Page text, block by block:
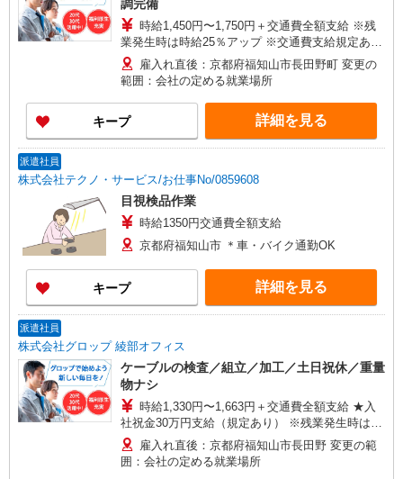
調完備
時給1,450円〜1,750円＋交通費全額支給 ※残
業発生時は時給25％アップ ※交通費支給規定あり
※給与の週払い制度あり ＜月収例＞＊月22日勤務
の場合 時給1,450円×7.83時間×22日＋残業手当25
時間 ⇒295,090円+交通費
雇入れ直後：京都府福知山市長田野町 変更の
範囲：会社の定める就業場所
キープ 詳細を見る
派遣社員
株式会社テクノ・サービス/お仕事No/0859608
目視検品作業
時給1350円交通費全額支給
京都府福知山市 ＊車・バイク通勤OK
キープ 詳細を見る
派遣社員
株式会社グロップ 綾部オフィス
ケーブルの検査／組立／加工／土日祝休／重量
物ナシ
時給1,330円〜1,663円＋交通費全額支給 ★入
社祝金30万円支給（規定あり） ※残業発生時は時
給25％アップ ※交通費支給規定あり ※給与の希
望日払い制度あり ＜月収例＞ ＊月22日勤務の場
合 時給1330円×7.5時間×22日 ＋残業手当（20時
雇入れ直後：京都府福知山市長田野 変更の範
囲：会社の定める就業場所